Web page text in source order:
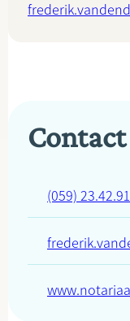
Contact
(059) 23.42.91